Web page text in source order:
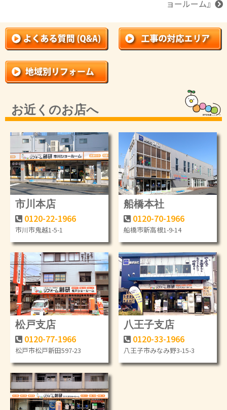
ョールーム』
お近くのお店へ
市川本店
0120-22-1966
市川市鬼越1-5-1
船橋本社
0120-70-1966
船橋市新高根1-9-14
松戸支店
0120-77-1966
松戸市松戸新田597-23
八王子支店
0120-33-1966
八王子市みなみ野3-15-3